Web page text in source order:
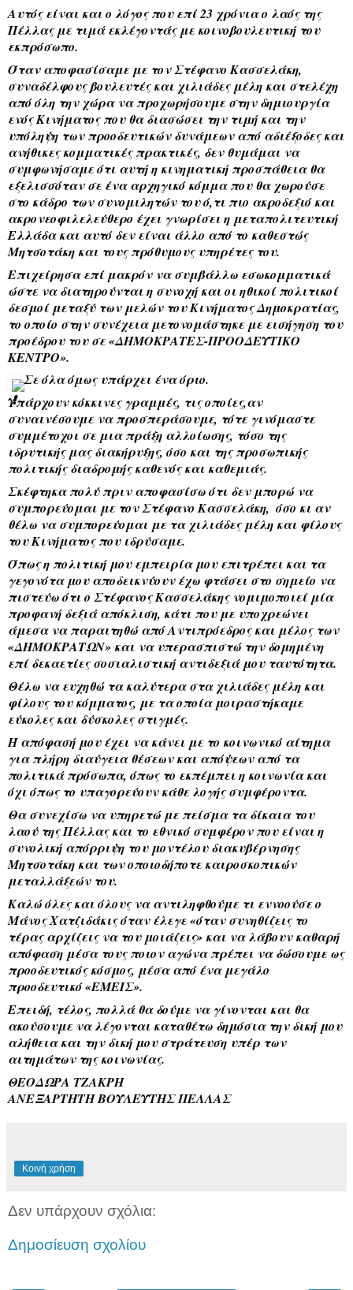
Αυτός είναι και ο λόγος που επί 23 χρόνια ο λαός της
Πέλλας με τιμά εκλέγοντάς με κοινοβουλευτική του
εκπρόσωπο.
Όταν αποφασίσαμε με τον Στέφανο Κασσελάκη,
συναδέλφους βουλευτές και χιλιάδες μέλη και στελέχη
από όλη την χώρα να προχωρήσουμε στην δημιουργία
ενός Κινήματος που θα διασώσει την τιμή και την
υπόληψη των προοδευτικών δυνάμεων από αδιέξοδες και
ανήθικες κομματικές πρακτικές, δεν θυμάμαι να
συμφωνήσαμε ότι αυτή η κινηματική προσπάθεια θα
εξελισσόταν σε ένα αρχηγικό κόμμα που θα χωρούσε
στο κάδρο των συνομιλητών του ό,τι πιο ακροδεξιό και
ακρονεοφιλελεύθερο έχει γνωρίσει η μεταπολιτευτική
Ελλάδα και αυτό δεν είναι άλλο από το καθεστώς
Μητσοτάκη και τους πρόθυμους υπηρέτες του.
Επιχείρησα επί μακρόν να συμβάλλω εσωκομματικά
ώστε να διατηρούνται η συνοχή και οι ηθικοί πολιτικοί
δεσμοί μεταξύ των μελών του Κινήματος Δημοκρατίας,
το οποίο στην συνέχεια μετονομάστηκε με εισήγηση του
προέδρου του σε «ΔΗΜΟΚΡΑΤΕΣ-ΠΡΟΟΔΕΥΤΙΚΟ
ΚΕΝΤΡΟ».
Σε όλα όμως υπάρχει ένα όριο.
Υπάρχουν κόκκινες γραμμές, τις οποίες,αν
συναινέσουμε να προσπεράσουμε, τότε γινόμαστε
συμμέτοχοι σε μια πράξη αλλοίωσης, τόσο της
ιδρυτικής μας διακήρυξης, όσο και της προσωπικής
πολιτικής διαδρομής καθενός και καθεμιάς.
Σκέφτηκα πολύ πριν αποφασίσω ότι δεν μπορώ να
συμπορεύομαι με τον Στέφανο Κασσελάκη,  όσο κι αν
θέλω να συμπορεύομαι με τα χιλιάδες μέλη και φίλους
του Κινήματος που ιδρύσαμε.
Όπως η πολιτική μου εμπειρία μου επιτρέπει και τα
γεγονότα μου αποδεικνύουν έχω φτάσει στο σημείο να
πιστεύω ότι ο Στέφανος Κασσελάκης νομιμοποιεί μία
προφανή δεξιά απόκλιση, κάτι που με υποχρεώνει
άμεσα να παραιτηθώ από Αντιπρόεδρος και μέλος των
«ΔΗΜΟΚΡΑΤΩΝ» και να υπερασπιστώ την δομημένη
επί δεκαετίες σοσιαλιστική αντιδεξιά μου ταυτότητα.
Θέλω να ευχηθώ τα καλύτερα στα χιλιάδες μέλη και
φίλους του κόμματος, με τα οποία μοιραστήκαμε
εύκολες και δύσκολες στιγμές.
Η απόφασή μου έχει να κάνει με το κοινωνικό αίτημα
για πλήρη διαύγεια θέσεων και απόψεων από τα
πολιτικά πρόσωπα, όπως το εκπέμπει η κοινωνία και
όχι όπως το υπαγορεύουν κάθε λογής συμφέροντα.
Θα συνεχίσω να υπηρετώ με πείσμα τα δίκαια του
λαού της Πέλλας και το εθνικό συμφέρον που είναι η
συνολική απόρριψη του μοντέλου διακυβέρνησης
Μητσοτάκη και των οποιοδήποτε καιροσκοπικών
μεταλλάξεών του.
Καλώ όλες και όλους να αντιληφθούμε τι εννοούσε ο
Μάνος Χατζιδάκις όταν έλεγε «όταν συνηθίζεις το
τέρας αρχίζεις να του μοιάζεις» και να λάβουν καθαρή
απόφαση μέσα τους ποιον αγώνα πρέπει να δώσουμε ως
προοδευτικός κόσμος, μέσα από ένα μεγάλο
προοδευτικό «ΕΜΕΙΣ».
Επειδή, τέλος, πολλά θα δούμε να γίνονται και θα
ακούσουμε να λέγονται καταθέτω δημόσια την δική μου
αλήθεια και την δική μου στράτευση υπέρ των
αιτημάτων της κοινωνίας.
ΘΕΟΔΩΡΑ ΤΖΑΚΡΗ
ΑΝΕΞΑΡΤΗΤΗ ΒΟΥΛΕΥΤΗΣ ΠΕΛΛΑΣ
Κοινή χρήση
Δεν υπάρχουν σχόλια:
Δημοσίευση σχολίου